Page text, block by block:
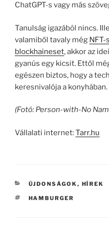
ChatGPT-s vagy más
Tanulság igazából nincs.
valamiből tavaly még NFT-
blockhaineset, akkor az
gyanús egy kicsit. Ettől
egészen biztos, hogy a
keresnivalója a konyhában.
(Fotó: Person-with-No
Vállalati internet:Tarr.hu
KATEGÓRIÁK
ÚJDONSÁGOK , HÍREK
CÍMKÉK
HAMBURGER